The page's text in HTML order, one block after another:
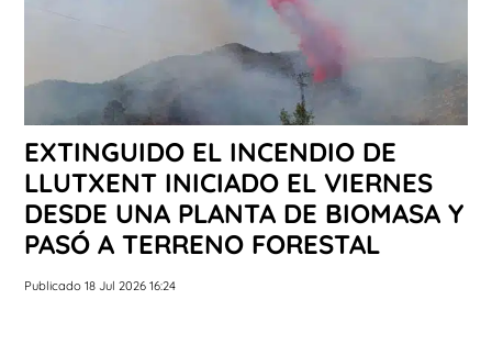
EXTINGUIDO EL INCENDIO DE
LLUTXENT INICIADO EL VIERNES
DESDE UNA PLANTA DE BIOMASA Y
PASÓ A TERRENO FORESTAL
Publicado 18 Jul 2026 16:24